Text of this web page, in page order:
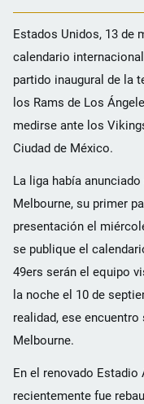
Estados Unidos, 13 de
calendario
partido inaugural de la
los Rams de Los
medirse ante los
Ciudad de México.
La liga había
Melbourne, su primer
presentación el
se publique el
49ers serán el equipo
la noche el 10 de
realidad, ese
Melbourne.
En el renovado
recientemente fue